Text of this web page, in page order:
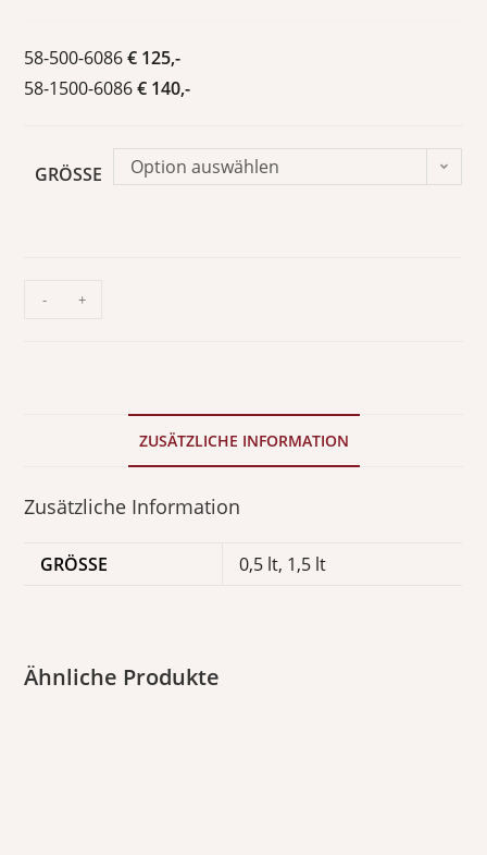
58-500-6086€ 125,-
58-1500-6086€ 140,-
GRÖSSE Option auswählen
- +
ZUSÄTZLICHE INFORMATION
Zusätzliche Information
GRÖSSE 0,5 lt, 1,5 lt
Ähnliche Produkte